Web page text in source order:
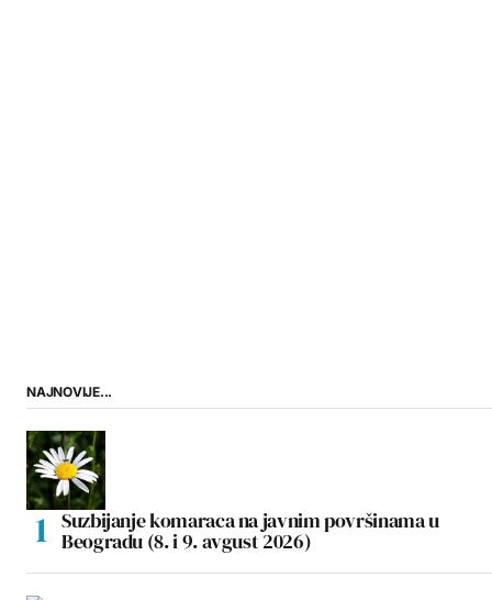
NAJNOVIJE...
Suzbijanje komaraca na javnim površinama u
Beogradu (8. i 9. avgust 2026)